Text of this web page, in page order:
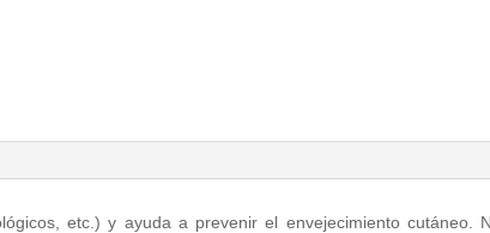
etc.) y ayuda a prevenir el envejecimiento cutáneo.